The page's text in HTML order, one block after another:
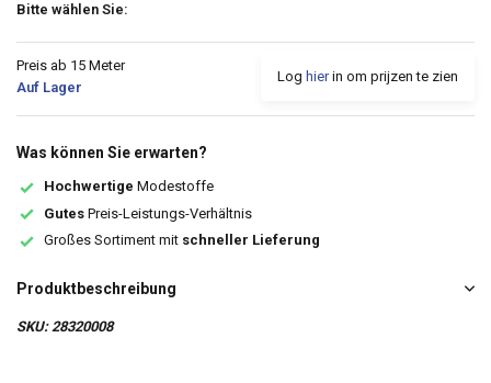
Bitte wählen Sie:
Preis ab 15 Meter
Auf Lager
Log hierin om prijzen te zien
Was können Sie erwarten?
Hochwertige Modestoffe
Gutes Preis-Leistungs-Verhältnis
Großes Sortiment mit schneller Lieferung
Produktbeschreibung
SKU: 28320008